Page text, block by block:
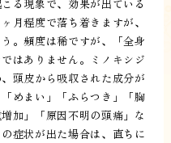
る現象で、効果が出ている
月程度で落ち着きますが、
。頻度は稀ですが、「全身
はありません。ミノキシジ
頭皮から吸収された成分が
めまい」「ふらつき」「胸
加」「原因不明の頭痛」な
症状が出た場合は、直ちに